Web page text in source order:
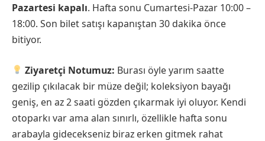
Pazartesi kapalı. Hafta sonu Cumartesi-Pazar 10:00 –
18:00. Son bilet satışı kapanıştan 30 dakika önce
bitiyor.
Ziyaretçi Notumuz: Burası öyle yarım saatte
gezilip çıkılacak bir müze değil; koleksiyon bayağı
geniş, en az 2 saati gözden çıkarmak iyi oluyor. Kendi
otoparkı var ama alan sınırlı, özellikle hafta sonu
arabayla gidecekseniz biraz erken gitmek rahat